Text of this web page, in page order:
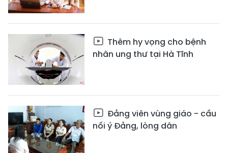
Thêm hy vọng cho bệnh
nhân ung thư tại Hà Tĩnh
Đảng viên vùng giáo - cầu
nối ý Đảng, lòng dân